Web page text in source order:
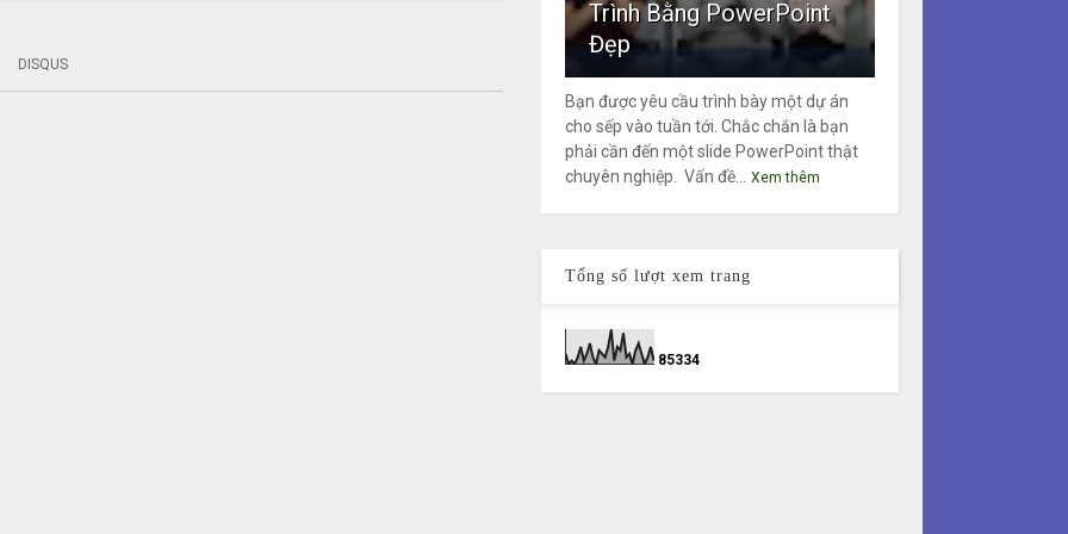
DISQUS
Trình Bằng PowerPoint
Đẹp
Bạn được yêu cầu trình bày một dự án
cho sếp vào tuần tới. Chắc chắn là bạn
phải cần đến một slide PowerPoint thật
chuyên nghiệp. Vấn đề...
Xem thêm
Tổng số lượt xem trang
85334